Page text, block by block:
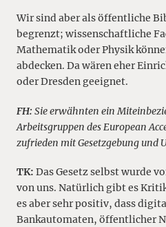
Wir sind aber als öffentliche
begrenzt; wissenschaftliche
Mathematik oder Physik
abdecken. Da wären eher
oder Dresden geeignet.
FH: Sie erwähnten ein
Arbeitsgruppen des European
zufrieden mit Gesetzgebung und
TK: Das Gesetz selbst wurde
von uns. Natürlich gibt es
es aber sehr positiv, dass
Bankautomaten, öffentlicher